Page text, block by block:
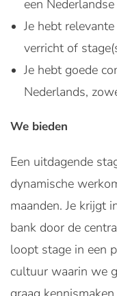
een
Je hebt
verricht of
Je hebt goede
Nederlands,
We bieden
Een uitdagende
dynamische
maanden. Je krijgt
bank door de
loopt stage in een
cultuur waarin we